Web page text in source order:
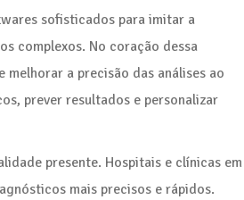
sofisticados para imitar a
complexos. No coração dessa
a precisão das análises ao
prever resultados e personalizar
presente. Hospitais e clínicas em
mais precisos e rápidos.